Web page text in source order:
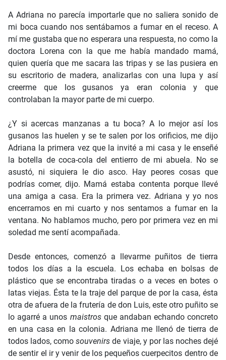
A Adriana no parecía importarle que no saliera sonido de
mi boca cuando nos sentábamos a fumar en el receso. A
mí me gustaba que no esperara una respuesta, no como la
doctora Lorena con la que me había mandado mamá,
quien quería que me sacara las tripas y se las pusiera en
su escritorio de madera, analizarlas con una lupa y así
creerme que los gusanos ya eran colonia y que
controlaban la mayor parte de mi cuerpo.
¿Y si acercas manzanas a tu boca? A lo mejor así los
gusanos las huelen y se te salen por los orificios, me dijo
Adriana la primera vez que la invité a mi casa y le enseñé
la botella de coca-cola del entierro de mi abuela. No se
asustó, ni siquiera le dio asco. Hay peores cosas que
podrías comer, dijo. Mamá estaba contenta porque llevé
una amiga a casa. Era la primera vez. Adriana y yo nos
encerramos en mi cuarto y nos sentamos a fumar en la
ventana. No hablamos mucho, pero por primera vez en mi
soledad me sentí acompañada.
Desde entonces, comenzó a llevarme puñitos de tierra
todos los días a la escuela. Los echaba en bolsas de
plástico que se encontraba tiradas o a veces en botes o
latas viejas. Ésta te la traje del parque de por la casa, ésta
otra de afuera de la frutería de don Luis, este otro puñito se
lo agarré a unos maistrosque andaban echando concreto
en una casa en la colonia. Adriana me llenó de tierra de
todos lados, comosouvenirs de viaje, y por las noches dejé
de sentir el ir y venir de los pequeños cuerpecitos dentro de